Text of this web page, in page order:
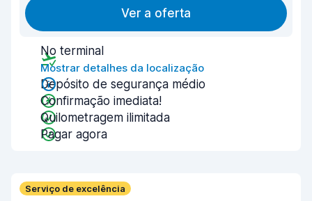
Ver a oferta
No terminal
Mostrar detalhes da localização
Depósito de segurança médio
Confirmação imediata!
Quilometragem ilimitada
Pagar agora
Serviço de excelência